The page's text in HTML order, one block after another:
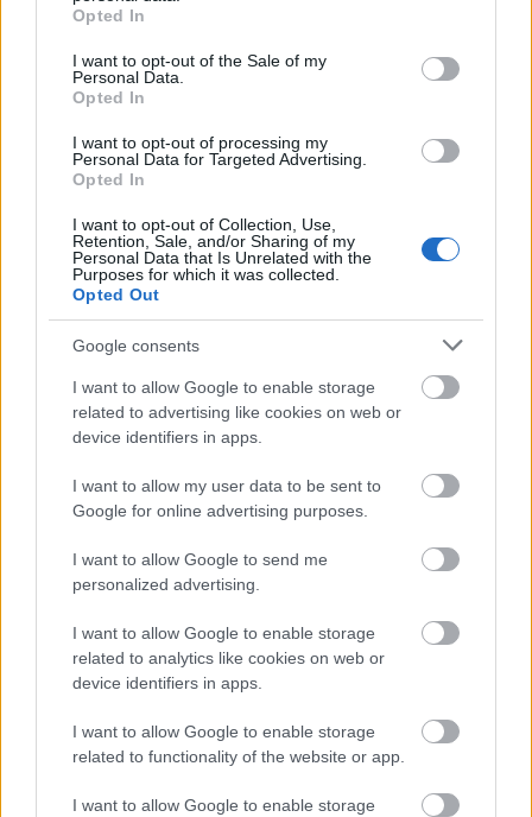
use your data for below specified purposes in below Google
consent section.
Opted In
I want to opt-out of the Sale of my
Personal Data.
Opted In
I want to opt-out of processing my
Personal Data for Targeted Advertising.
Opted In
I want to opt-out of Collection, Use,
Retention, Sale, and/or Sharing of my
Personal Data that Is Unrelated with the
Purposes for which it was collected.
Opted Out
Google consents
I want to allow Google to enable storage
related to advertising like cookies on web or
device identifiers in apps.
I want to allow my user data to be sent to
Google for online advertising purposes.
I want to allow Google to send me
personalized advertising.
I want to allow Google to enable storage
related to analytics like cookies on web or
device identifiers in apps.
I want to allow Google to enable storage
related to functionality of the website or app.
I want to allow Google to enable storage
sütsz az iskolába?
KULTÚRA
Snuglepupping: Flapper lányok és
petting partik a Jazz-korszak